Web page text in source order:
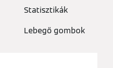
Statisztikák
Lebegő gombok